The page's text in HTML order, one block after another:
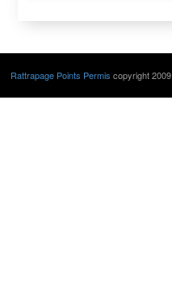
Rattrapage Points Permis copyright 2009